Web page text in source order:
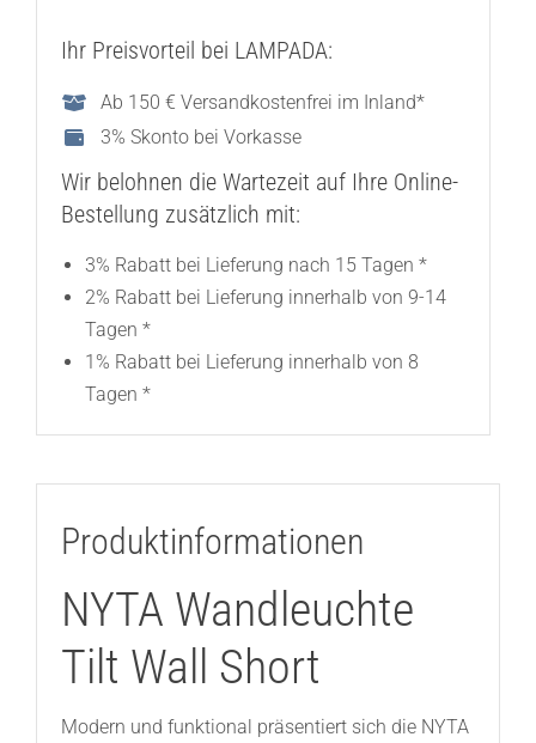
Ihr Preisvorteil bei LAMPADA:
Ab 150 € Versandkostenfrei im Inland*
3% Skonto bei Vorkasse
Wir belohnen die Wartezeit auf Ihre Online-
Bestellung zusätzlich mit:
3% Rabatt bei Lieferung nach 15 Tagen *
2% Rabatt bei Lieferung innerhalb von 9-14
Tagen *
1% Rabatt bei Lieferung innerhalb von 8
Tagen *
Produktinformationen
NYTA Wandleuchte
Tilt Wall Short
Modern und funktional präsentiert sich die NYTA